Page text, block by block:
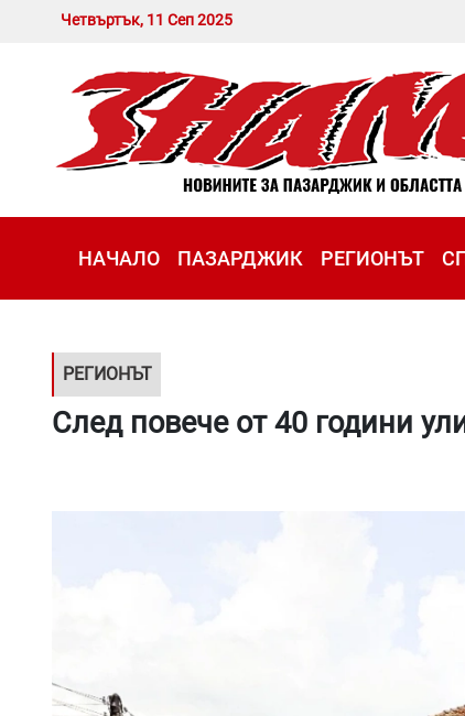
Четвъртък, 11 Сеп 2025
НАЧАЛО ПАЗАРДЖИК РЕГИОНЪТ
РЕГИОНЪТ
След повече от 40 години